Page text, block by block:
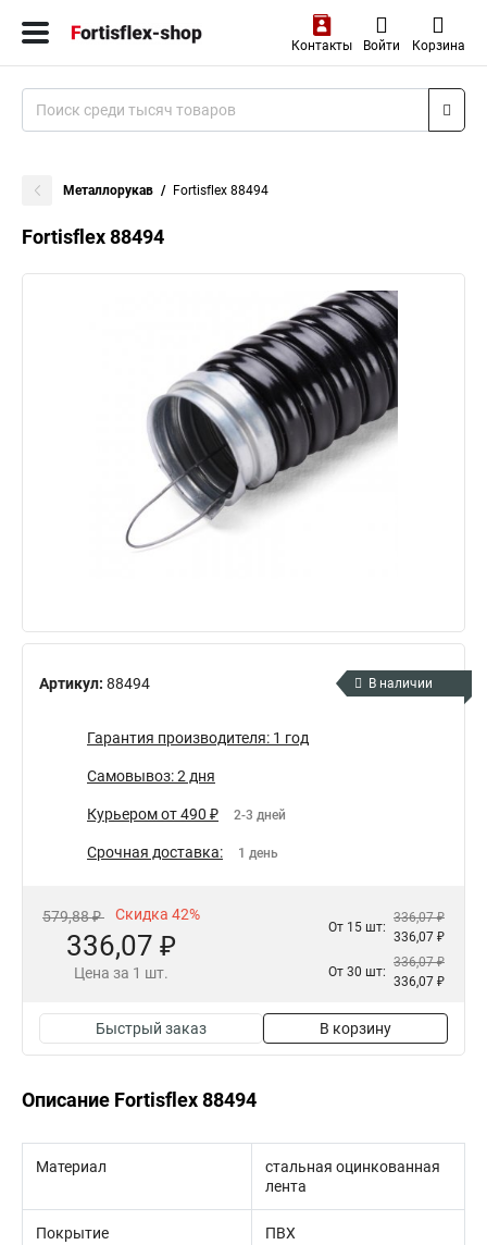
Контакты Войти Корзина
Металлорукав Fortisflex 88494
Fortisflex 88494
Артикул: 88494 В наличии
Гарантия производителя: 1 год
Самовывоз: 2 дня
Курьером от 490 ₽ 2-3 дней
Срочная доставка: 1 день
579,88 ₽ Скидка 42%
336,07 ₽
Цена за 1 шт.
От 15 шт:
336,07 ₽
336,07 ₽
От 30 шт:
336,07 ₽
336,07 ₽
Быстрый заказ В корзину
Описание Fortisflex 88494
Материал
стальная оцинкованная
лента
Покрытие ПВХ